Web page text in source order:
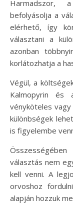
Harmadszor,
befolyásolja a
elérhető, így
választani a
azonban
korlátozhatja a
Végül, a
Kalmopyrin
vényköteles
különbségek
is figyelembe
választás nem
kell venni. A
orvoshoz
alapján hozzuk